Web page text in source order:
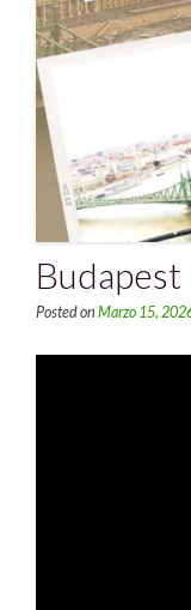
Posted on Marzo 15,